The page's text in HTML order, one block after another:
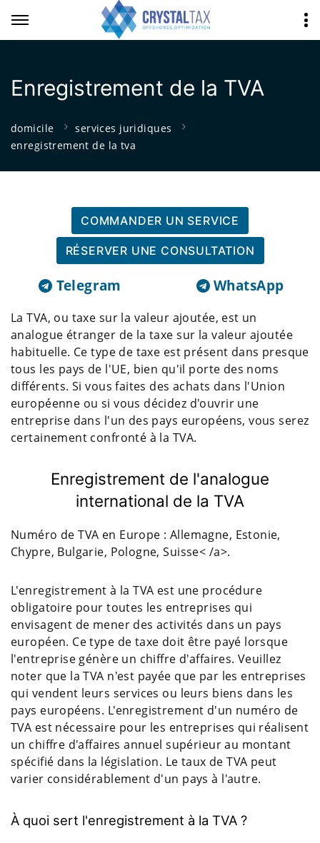
Enregistrement de la TVA
domicile
services juridiques
enregistrement de la tva
COMMANDER UN SERVICE
RÉSERVER UNE CONSULTATION
Telegram WhatsApp
La TVA, ou taxe sur la valeur ajoutée, est un
analogue étranger de la taxe sur la valeur ajoutée
habituelle. Ce type de taxe est présent dans presque
tous les pays de l'UE, bien qu'il porte des noms
différents. Si vous faites des achats dans l'Union
européenne ou si vous décidez d'ouvrir une
entreprise dans l'un des pays européens, vous serez
certainement confronté à la TVA.
Enregistrement de l'analogue
international de la TVA
Numéro de TVA en Europe : Allemagne, Estonie,
Chypre, Bulgarie, Pologne, Suisse< /a>.
L'enregistrement à la TVA est une procédure
obligatoire pour toutes les entreprises qui
envisagent de mener des activités dans un pays
européen. Ce type de taxe doit être payé lorsque
l'entreprise génère un chiffre d'affaires. Veuillez
noter que la TVA n'est payée que par les entreprises
qui vendent leurs services ou leurs biens dans les
pays européens. L'enregistrement d'un numéro de
TVA est nécessaire pour les entreprises qui réalisent
un chiffre d'affaires annuel supérieur au montant
spécifié dans la législation. Le taux de TVA peut
varier considérablement d'un pays à l'autre.
À quoi sert l'enregistrement à la TVA ?